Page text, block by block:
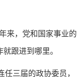
来，党和国家事业的
跟进到哪里。
三届的政协委员，